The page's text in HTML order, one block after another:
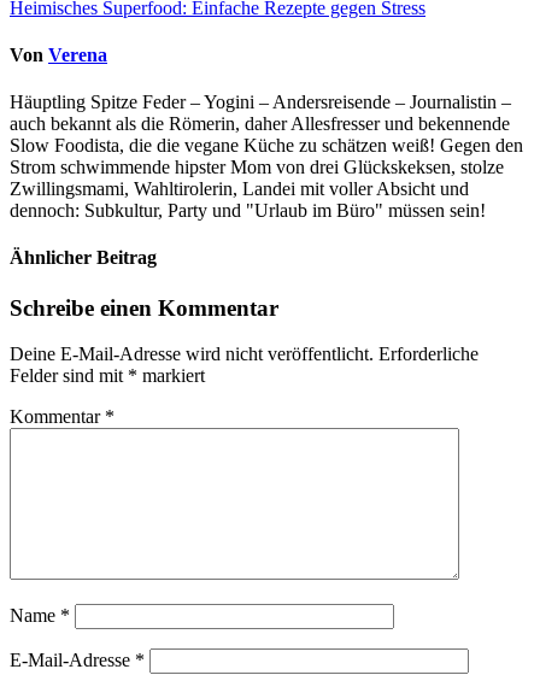
Heimisches Superfood: Einfache Rezepte gegen Stress
Von Verena
Häuptling Spitze Feder – Yogini – Andersreisende – Journalistin –
auch bekannt als die Römerin, daher Allesfresser und bekennende
Slow Foodista, die die vegane Küche zu schätzen weiß! Gegen den
Strom schwimmende hipster Mom von drei Glückskeksen, stolze
Zwillingsmami, Wahltirolerin, Landei mit voller Absicht und
dennoch: Subkultur, Party und "Urlaub im Büro" müssen sein!
Ähnlicher Beitrag
Schreibe einen Kommentar
Deine E-Mail-Adresse wird nicht veröffentlicht. Erforderliche
Felder sind mit * markiert
Kommentar *
Name *
E-Mail-Adresse *